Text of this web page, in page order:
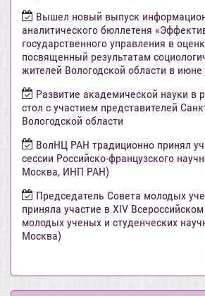
Вышел новый выпуск
аналитического бюллетеня
государственного управления в
посвященный результатам
жителей Вологодской области в июне
Развитие академической науки в
стол с участием представителей
Вологодской области
ВолНЦ РАН традиционно принял
сессии Российско-французского
Москва, ИНП РАН)
Председатель Совета молодых
приняла участие в XIV
молодых ученых и студенческих
Москва)